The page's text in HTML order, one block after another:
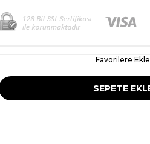
Favorilere Ekle